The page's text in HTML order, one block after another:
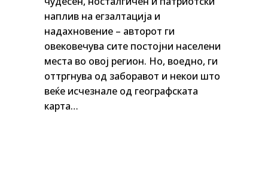
наплив на егзалтација и
надахновение – авторот ги
овековечува сите постојни населени
места во овој регион. Но, воедно, ги
оттргнува од заборавот и некои што
веќе исчезнале од географската
карта…